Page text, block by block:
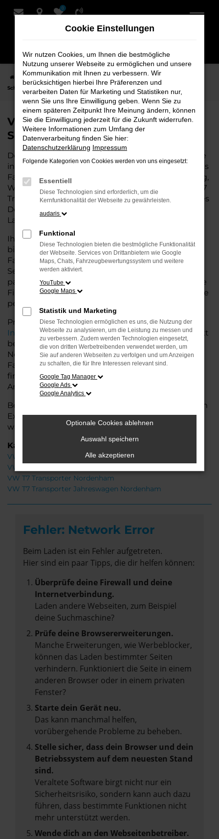
Zum
0
Startseite Nordenham VW
VW T7 Transporter Fahrzeuge bei
Schmidt + Koch für Nordenham
VW T7 Transporter Fahrzeuge bei
Schmidt + Koch für Nordenham
Der VW T7 Transporter ist die perfekte Wahl für alle
in Nordenham, die ein zuverlässiges und modernes
Fahrzeug suchen. Ob für den täglichen Arbeitsweg,
Wochenendausflüge oder lange Reisen, der VW T7
Transporter bietet Komfort, Effizienz und modernes
Design, das sowohl in der Stadt als auch auf dem
Land glänzt.
Ihr VW Autohaus in der Nähe von Nordenham
bietet Ihnen neben einer breiten Auswahl an VW
Fahrzeugen auch umfassende Beratung und
Service. Wir unterstützen Sie bei der Auswahl des
passenden Modells und bieten maßgeschneiderte
Finanzierungslösungen sowie Leasingoptionen, die
perfekt zu Ihrem Budget und Bedarf passen.
Profitieren Sie von zusätzlichen Services wie
Inzahlungnahme,Wartung und Reparaturendirekt
bei Ihrem VW Autohaus in der Nähe von
Nordenham. Mit unserer großen Auswahl an
Fahrzeugen und der professionellen Beratung
finden Sie bei uns das Fahrzeug, das Ihre
Ansprüche erfüllt.
Besuchen Sie uns und lassen Sie sich von unserem
Expertenteam beraten – der VW T7 Transporter
wartet auf Sie!
Kategorie
VW T7 Transporter Gebrauchtwagen Nordenham
VW T7 Transporter Neuwagen Nordenham
VW T7 Transporter Nordenham
VW T7 Transporter Jahreswagen Nordenham
Fehler: Network Error
Beim Laden ist ein Fehler aufgetreten.
Hier sind ein paar Tipps, die dir helfen können:
Überprüfe deine Firewall und deine
Internetverbindung.
Laden andere Webseiten, zum Beispiel
deine Suchmaschine?
Prüfe deine Browsererweiterungen.
Manche Erweiterungen, wie Werbeblocker,
können das Laden bestimmter Seiten
verhindern. Funktioniert die Seite in einem
anderen Browser oder in einem privaten
Fenster?
Starte dein Gerät neu.
Das kann manchmal helfen,
vorübergehende Probleme zu beheben.
Stelle sicher, dass dein Browser und dein
Betriebssystem auf dem neuesten Stand
sind.
Veraltete Software birgt nicht nur ein
Sicherheitsrisiko, sondern kann auch dazu
führen, dass bestimmte Funktionen nicht
mehr unterstützt werden.
Wende dich an den Webseitenbetreiber.
Cookie Einstellungen
Wir nutzen Cookies, um Ihnen die bestmögliche
Nutzung unserer Webseite zu ermöglichen und unsere
Kommunikation mit Ihnen zu verbessern. Wir
berücksichtigen hierbei Ihre Präferenzen und
verarbeiten Daten für Marketing und Statistiken nur,
wenn Sie uns Ihre Einwilligung geben. Wenn Sie zu
einem späteren Zeitpunkt Ihre Meinung ändern, können
Sie die Einwilligung jederzeit für die Zukunft widerrufen.
Weitere Informationen zum Umfang der
Datenverarbeitung finden Sie hier:
Datenschutzerklärung Impressum
Folgende Kategorien von Cookies werden von uns eingesetzt:
Essentiell
Diese Technologien sind erforderlich, um die
Kernfunktionalität der Webseite zu gewährleisten.
audaris
Funktional
Diese Technologien bieten die bestmögliche Funktionalität
der Webseite. Services von Drittanbietern wie Google
Maps, Chats, Fahrzeugbewertungssystem und weitere
werden aktiviert.
YouTube
Google Maps
Statistik und Marketing
Diese Technologien ermöglichen es uns, die Nutzung der
Webseite zu analysieren, um die Leistung zu messen und
zu verbessern. Zudem werden Technologien eingesetzt,
die von dritten Werbetreibenden verwendet werden, um
Sie auf anderen Webseiten zu verfolgen und um Anzeigen
zu schalten, die für Ihre Interessen relevant sind.
Google Tag Manager
Google Ads
Google Analytics
Optionale Cookies ablehnen
Auswahl speichern
Alle akzeptieren